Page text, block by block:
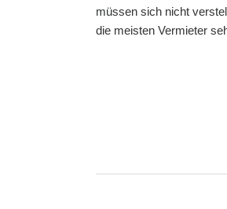
müssen sich nicht
die meisten Vermieter